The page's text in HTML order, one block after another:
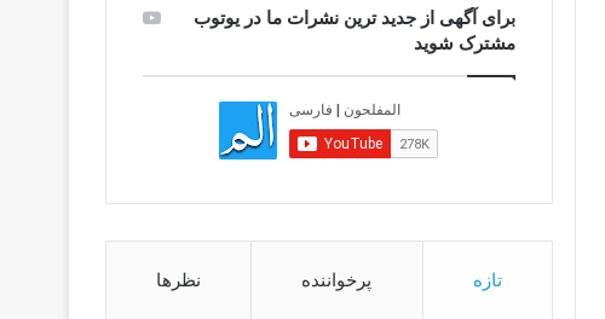
برای آگهی از جدید ترین نشرات ما در یوتوب
مشترک شوید
تازه پرخواننده نظرها